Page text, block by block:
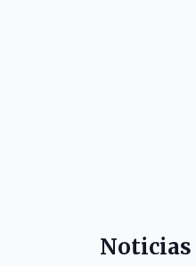
Noticias